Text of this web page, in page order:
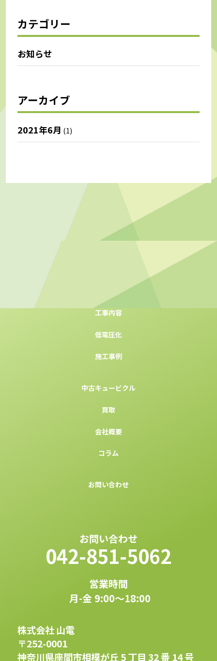
カテゴリー
お知らせ
アーカイブ
2021年6月 (1)
お問い合わせ
042-851-5062
営業時間
月-金 9:00〜18:00
株式会社 山電
〒252-0001
神奈川県座間市相模が丘 5 丁目 32 番 14 号
事業案内
工事内容
低電圧化
施工事例
中古キュービクル
買取
会社概要
コラム
お問い合わせ